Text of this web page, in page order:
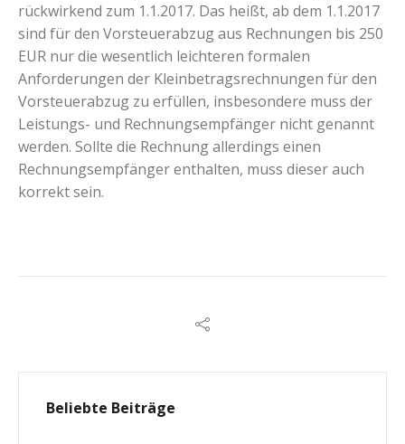
rückwirkend zum 1.1.2017. Das heißt, ab dem 1.1.2017
sind für den Vorsteuerabzug aus Rechnungen bis 250
EUR nur die wesentlich leichteren formalen
Anforderungen der Kleinbetragsrechnungen für den
Vorsteuerabzug zu erfüllen, insbesondere muss der
Leistungs- und Rechnungsempfänger nicht genannt
werden. Sollte die Rechnung allerdings einen
Rechnungsempfänger enthalten, muss dieser auch
korrekt sein.
Beliebte Beiträge